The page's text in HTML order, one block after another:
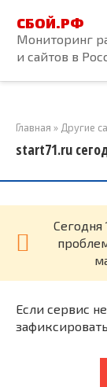
контенту
СБОЙ.РФ
Мониторинг
и сайтов в
Главная » Другие
start71.ru
Cегодня
Если сервис